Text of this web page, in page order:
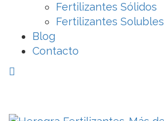
Fertilizantes Sólidos
Fertilizantes Solubles
Blog
Contacto